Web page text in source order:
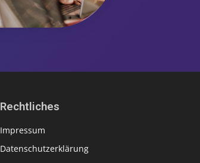
Rechtliches
Impressum
Datenschutzerklärung